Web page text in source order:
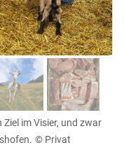
im Visier, und zwar
© Privat